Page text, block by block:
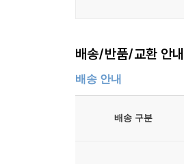
배송/반품/교환 안내
배송 안내
배송 구분